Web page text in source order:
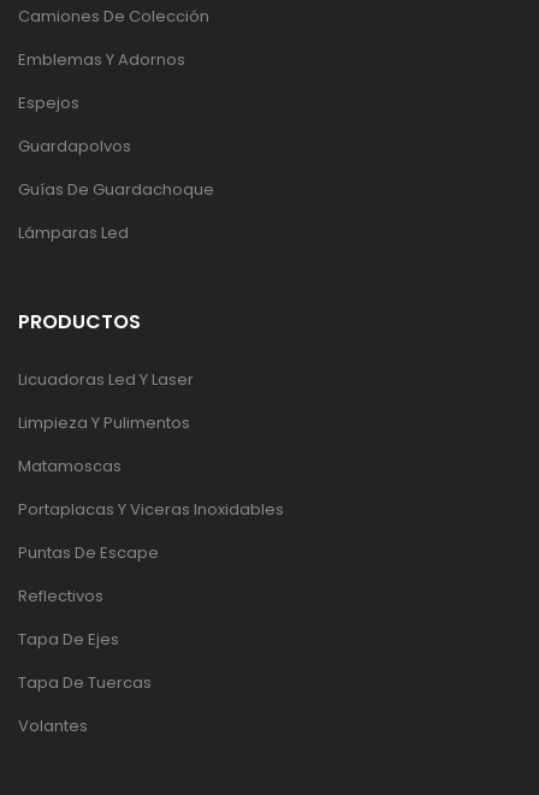
Camiones De Colección
Emblemas Y Adornos
Espejos
Guardapolvos
Guías De Guardachoque
Lámparas Led
PRODUCTOS
Licuadoras Led Y Laser
Limpieza Y Pulimentos
Matamoscas
Portaplacas Y Viceras Inoxidables
Puntas De Escape
Reflectivos
Tapa De Ejes
Tapa De Tuercas
Volantes